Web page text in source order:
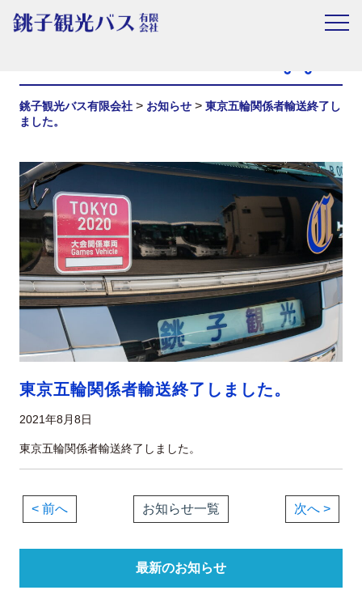
銚子観光バス有限会社 > お知らせ > 東京五輪関係者輸送終了し
ました。
東京五輪関係者輸送終了しました。
2021年8月8日
東京五輪関係者輸送終了しました。
< 前へ お知らせ一覧 次へ >
最新のお知らせ